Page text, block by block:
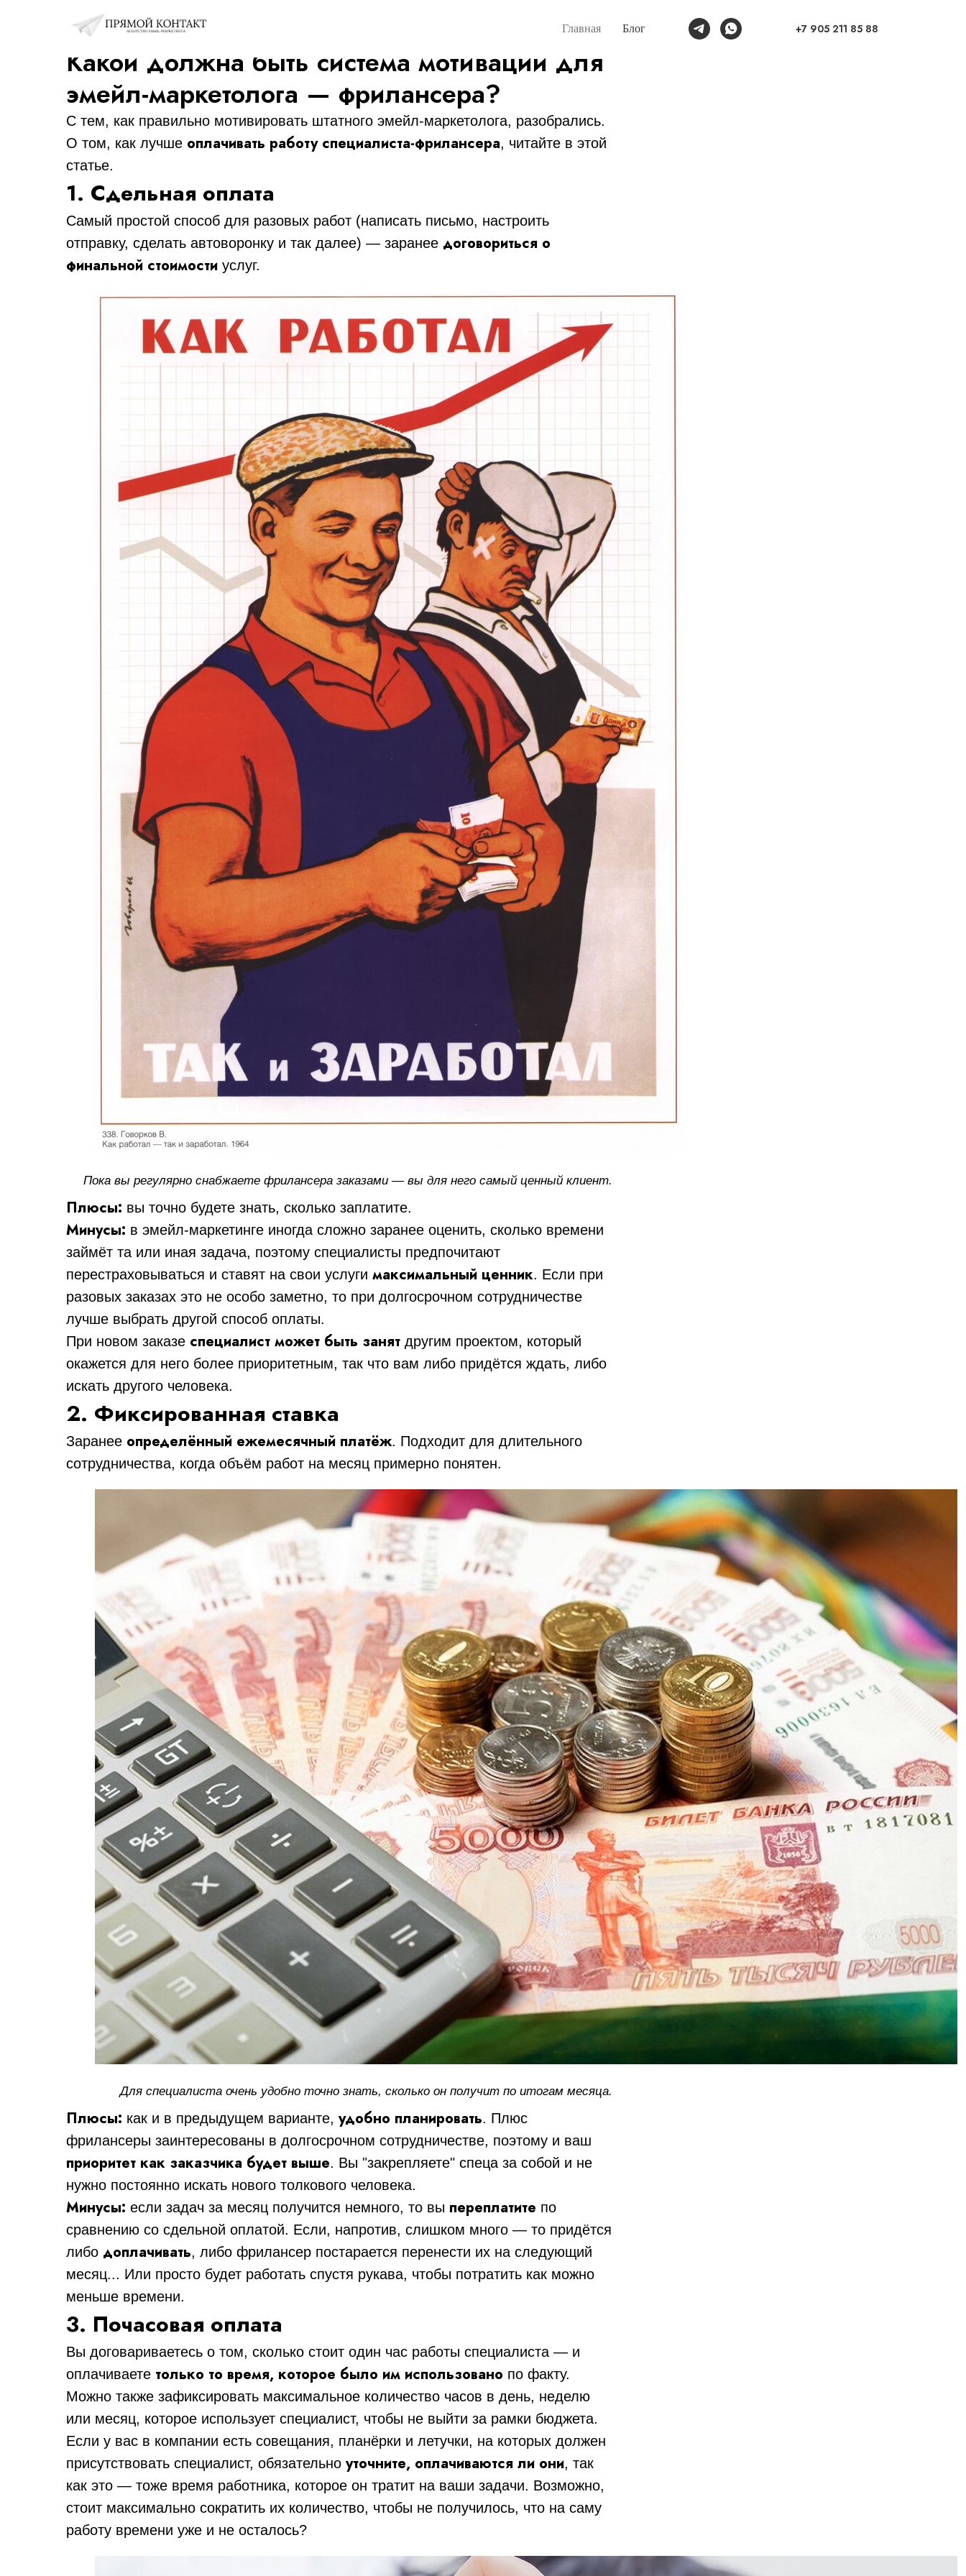
Главная Блог +7 905 211 85 88
Какой должна быть система мотивации для
эмейл-маркетолога — фрилансера?
С тем, как правильно мотивировать штатного эмейл-маркетолога, разобрались.
О том, как лучше оплачивать работу специалиста-фрилансера, читайте в этой
статье.
1. Сдельная оплата
Самый простой способ для разовых работ (написать письмо, настроить
отправку, сделать автоворонку и так далее) — заранее договориться о
финальной стоимости услуг.
Пока вы регулярно снабжаете фрилансера заказами — вы для него самый ценный клиент.
Плюсы: вы точно будете знать, сколько заплатите.
Минусы: в эмейл-маркетинге иногда сложно заранее оценить, сколько времени
займёт та или иная задача, поэтому специалисты предпочитают
перестраховываться и ставят на свои услуги максимальный ценник. Если при
разовых заказах это не особо заметно, то при долгосрочном сотрудничестве
лучше выбрать другой способ оплаты.
При новом заказе специалист может быть занят другим проектом, который
окажется для него более приоритетным, так что вам либо придётся ждать, либо
искать другого человека.
2. Фиксированная ставка
Заранее определённый ежемесячный платёж. Подходит для длительного
сотрудничества, когда объём работ на месяц примерно понятен.
Для специалиста очень удобно точно знать, сколько он получит по итогам месяца.
Плюсы: как и в предыдущем варианте, удобно планировать. Плюс
фрилансеры заинтересованы в долгосрочном сотрудничестве, поэтому и ваш
приоритет как заказчика будет выше. Вы "закрепляете" спеца за собой и не
нужно постоянно искать нового толкового человека.
Минусы: если задач за месяц получится немного, то вы переплатите по
сравнению со сдельной оплатой. Если, напротив, слишком много — то придётся
либо доплачивать, либо фрилансер постарается перенести их на следующий
месяц... Или просто будет работать спустя рукава, чтобы потратить как можно
меньше времени.
3. Почасовая оплата
Вы договариваетесь о том, сколько стоит один час работы специалиста — и
оплачиваете только то время, которое было им использовано по факту.
Можно также зафиксировать максимальное количество часов в день, неделю
или месяц, которое использует специалист, чтобы не выйти за рамки бюджета.
Если у вас в компании есть совещания, планёрки и летучки, на которых должен
присутствовать специалист, обязательно уточните, оплачиваются ли они, так
как это — тоже время работника, которое он тратит на ваши задачи. Возможно,
стоит максимально сократить их количество, чтобы не получилось, что на саму
работу времени уже и не осталось?